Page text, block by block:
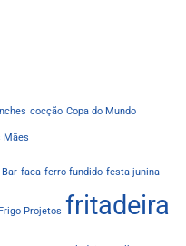
cocção Copa do Mundo
Mães
Bar faca ferro fundido festa junina
Frigo Projetos fritadeira